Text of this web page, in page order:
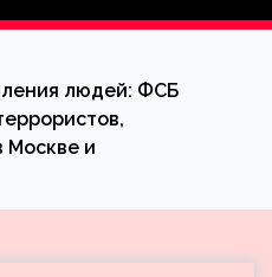
людей: ФСБ
Москве и